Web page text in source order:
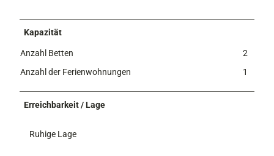
Kapazität
Anzahl Betten
2
Anzahl der Ferienwohnungen
1
Erreichbarkeit / Lage
Ruhige Lage